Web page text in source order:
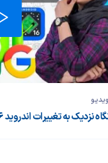
ویدیو
نزدیک به تغییرات اندروید ۱۶ | تک‌تاک اکسترا